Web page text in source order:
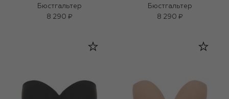
Бюстгальтер
8 290 ₽
Бюстгальтер
8 290 ₽